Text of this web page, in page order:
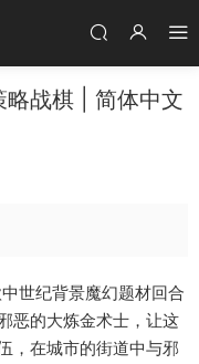
略战棋 | 简体中文
世纪背景魔幻题材回合
恶的大炼金术士，让这
，在城市的街道中与邪